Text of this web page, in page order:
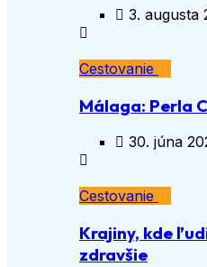
3. augusta
Cestovanie
Málaga: Perla
30. júna
Cestovanie
Krajiny, kde
zdravšie